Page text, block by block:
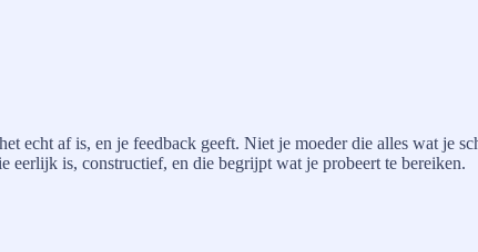
echt af is, en je feedback geeft. Niet je moeder die alles wat je
eerlijk is, constructief, en die begrijpt wat je probeert te bereiken.